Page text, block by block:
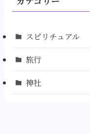
スピリチュアル
旅行
神社